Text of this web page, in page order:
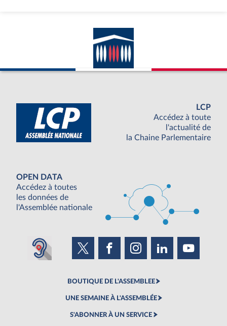
LCP
Accédez à toute
l'actualité de
la Chaine Parlementaire
OPEN DATA
Accédez à toutes
les données de
l'Assemblée nationale
BOUTIQUE DE L'ASSEMBLEE
UNE SEMAINE À L'ASSEMBLÉE
S'ABONNER À UN SERVICE